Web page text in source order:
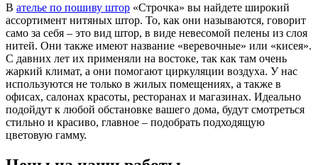
В ателье по пошиву штор «Строчка» вы найдете широкий
ассортимент нитяных штор. То, как они называются, говорит
само за себя – это вид штор, в виде невесомой пелены из слоя
нитей. Они также имеют название «веревочные» или «кисея».
С давних лет их применяли на востоке, так как там очень
жаркий климат, а они помогают циркуляции воздуха. У нас
используются не только в жилых помещениях, а также в
офисах, салонах красоты, ресторанах и магазинах. Идеально
подойдут к любой обстановке вашего дома, будут смотреться
стильно и красиво, главное – подобрать подходящую
цветовую гамму.